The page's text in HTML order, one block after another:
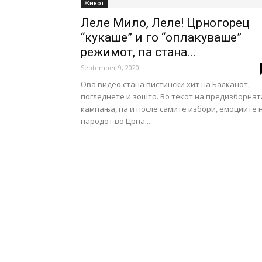
Живот
Леле Мило, Леле! Црногорец
“кукаше” и го “оплакуваше”
режимот, па стана...
September 9, 2020
Ова видео стана вистински хит на Балканот,
погледнете и зошто. Во текот на
кампања, па и после самите избори, емоциите
народот во Црна...